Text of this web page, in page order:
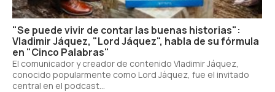
"Se puede vivir de contar las buenas historias":
Vladimir Jáquez, "Lord Jáquez", habla de su fórmula
en "Cinco Palabras"
El comunicador y creador de contenido Vladimir Jáquez,
conocido popularmente como Lord Jáquez, fue el invitado
central en el podcast...